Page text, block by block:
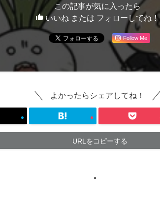
この記事が気に入ったら
いいね または フォローしてね！
Follow Me
よかったらシェアしてね！
URLをコピーする